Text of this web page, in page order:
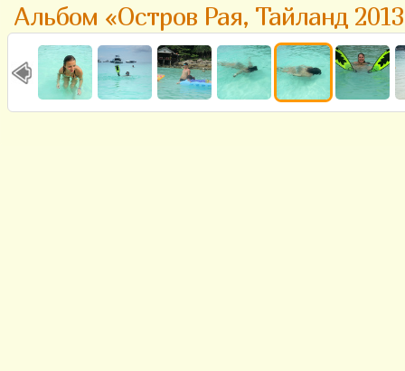
Альбом «Остров Рая, Тайланд